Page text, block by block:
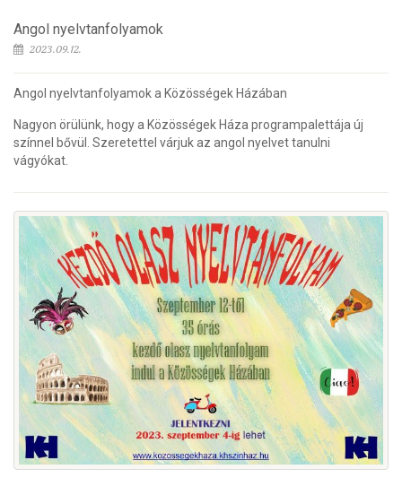
Angol nyelvtanfolyamok
2023.09.12.
Angol nyelvtanfolyamok a Közösségek Házában
Nagyon örülünk, hogy a Közösségek Háza programpalettája új
színnel bővül. Szeretettel várjuk az angol nyelvet tanulni
vágyókat.